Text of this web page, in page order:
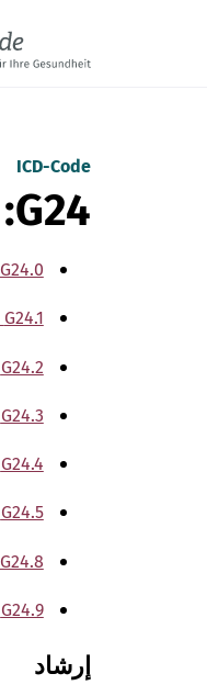
ICD-Code
G24: خلل التوتر
G24.0 خلل التوتر الناجم عن تناول الأدوية
G24.1 خلل التوتر العائلي مجهول السبب
G24.2 خلل التوتر غير العائلي مجهول السبب
G24.3 الصَّعَر التَّشَنُّجي
G24.4 خلل التوتر الفموي الوجهي مجهول السبب
G24.5 تشنُّج الجفن
G24.8 خل التوتر الآخر
G24.9 خلل التوتر غير المحدد تقريبًا
إرشاد